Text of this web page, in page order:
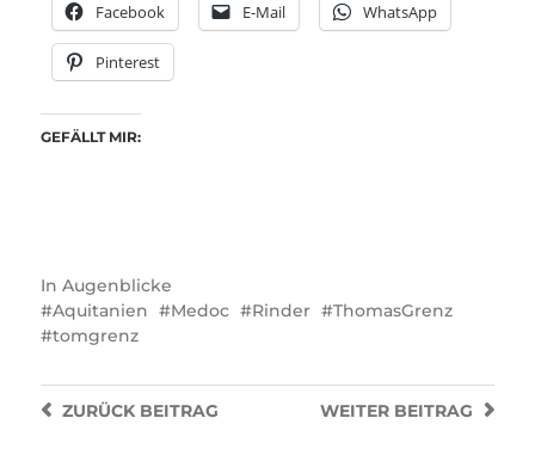
Facebook E-Mail WhatsApp
Pinterest
GEFÄLLT MIR:
In Augenblicke
Aquitanien
Medoc Rinder
ThomasGrenz
tomgrenz
WEITER BEITRAG
ZURÜCKBEITRAG